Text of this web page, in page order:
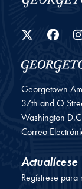
Georgetown
37th and O
Washington
Correo
Actualícese
Regístrese